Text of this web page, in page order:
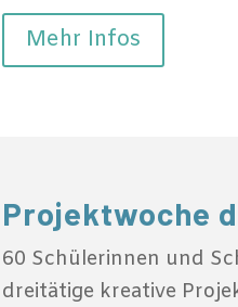
Mehr Infos
Projektwoche
60 Schülerinnen und
dreitätige kreative